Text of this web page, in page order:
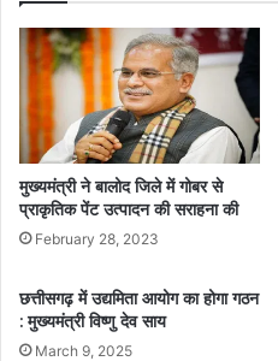
मुख्यमंत्री ने बालोद जिले में गोबर से
प्राकृतिक पेंट उत्पादन की सराहना की
February 28, 2023
छत्तीसगढ़ में उद्यमिता आयोग का होगा गठन
: मुख्यमंत्री विष्णु देव साय
March 9, 2025